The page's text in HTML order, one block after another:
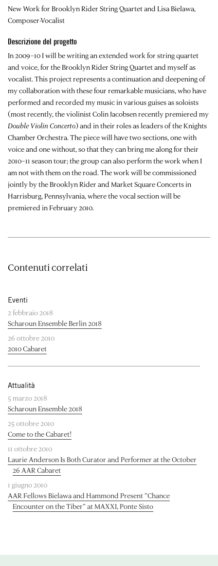
New Work for Brooklyn Rider String Quartet and Lisa Bielawa,
Composer-Vocalist
Descrizione del progetto
In 2009–10 I will be writing an extended work for string quartet
and voice, for the Brooklyn Rider String Quartet and myself as
vocalist. This project represents a continuation and deepening of
my collaboration with these four remarkable musicians, who have
performed and recorded my music in various guises as soloists
(most recently, the violinist Colin Jacobsen recently premiered my
Double Violin Concerto) and in their roles as leaders of the Knights
Chamber Orchestra. The piece will have two sections, one with
voice and one without, so that they can bring me along for their
2010–11 season tour; the group can also perform the work when I
am not with them on the road. The work will be commissioned
jointly by the Brooklyn Rider and Market Square Concerts in
Harrisburg, Pennsylvania, where the vocal section will be
premiered in February 2010.
Contenuti correlati
Eventi
2 febbraio 2018
Scharoun Ensemble Berlin 2018
26 ottobre 2010
2010 Cabaret
Attualità
5 marzo 2018
Scharoun Ensemble 2018
25 ottobre 2010
Come to the Cabaret!
11 ottobre 2010
Laurie Anderson Is Both Curator and Performer at the October
26 AAR Cabaret
1 giugno 2010
AAR Fellows Bielawa and Hammond Present “Chance
Encounter on the Tiber” at MAXXI, Ponte Sisto